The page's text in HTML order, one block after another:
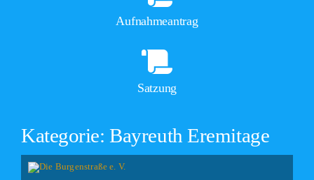
Aufnahmeantrag
Satzung
Kategorie: Bayreuth Eremitage